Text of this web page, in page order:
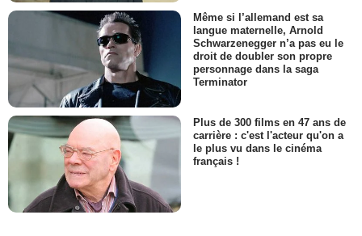
Même si l’allemand est sa
langue maternelle, Arnold
Schwarzenegger n’a pas eu le
droit de doubler son propre
personnage dans la saga
Terminator
Plus de 300 films en 47 ans de
carrière : c'est l'acteur qu'on a
le plus vu dans le cinéma
français !